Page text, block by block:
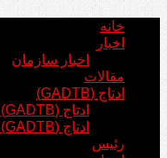
خانه
اخبار
اخبار سازمان
مقالات
ادتاج (GADTB)
ادتاج (GADTB) نظامنامه
ادتاج (GADTB) مرامنامه
رئیس